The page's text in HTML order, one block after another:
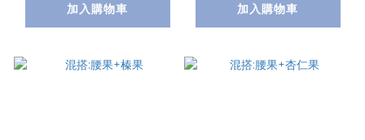
加入購物車 加入購物車